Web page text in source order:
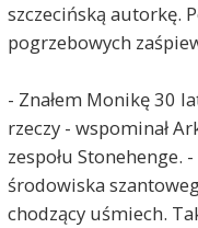
szczecińską autorkę.
pogrzebowych
- Znałem Monikę 30
rzeczy - wspominał
zespołu Stonehenge.
środowiska
chodzący uśmiech.